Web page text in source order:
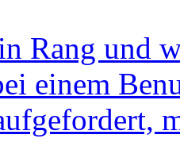
Rang und
einem